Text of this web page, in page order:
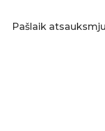
Pašlaik